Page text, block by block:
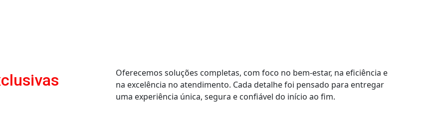
Oferecemos soluções completas, com foco no bem-estar, na eficiência e
na excelência no atendimento. Cada detalhe foi pensado para entregar
uma experiência única, segura e confiável do início ao fim.